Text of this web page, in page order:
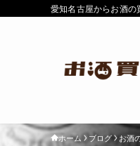
愛知名古屋からお酒の
ホーム ブログ お酒